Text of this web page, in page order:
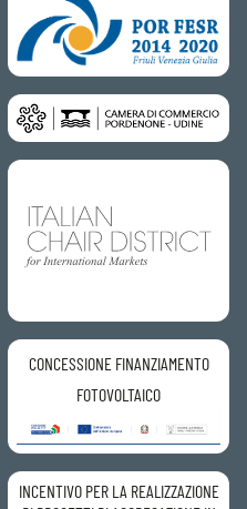
CONCESSIONE FINANZIAMENTO
FOTOVOLTAICO
INCENTIVO PER LA REALIZZAZIONE